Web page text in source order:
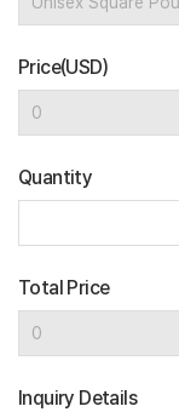
Price(USD)
Quantity
Total Price
Inquiry Details